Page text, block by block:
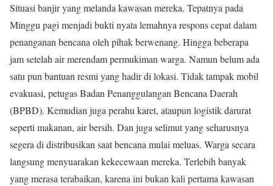
Situasi banjir yang melanda kawasan mereka. Tepatnya pada
Minggu pagi menjadi bukti nyata lemahnya respons cepat dalam
penanganan bencana oleh pihak berwenang. Hingga beberapa
jam setelah air merendam permukiman warga. Namun belum ada
satu pun bantuan resmi yang hadir di lokasi. Tidak tampak mobil
evakuasi, petugas Badan Penanggulangan Bencana Daerah
(BPBD). Kemudian juga perahu karet, ataupun logistik darurat
seperti makanan, air bersih. Dan juga selimut yang seharusnya
segera di distribusikan saat bencana mulai meluas. Warga secara
langsung menyuarakan kekecewaan mereka. Terlebih banyak
yang merasa terabaikan, karena ini bukan kali pertama kawasan